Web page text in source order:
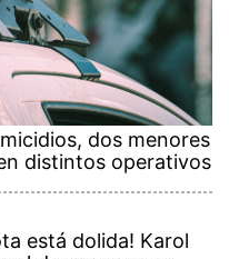
dos menores
distintos operativos
está dolida! Karol